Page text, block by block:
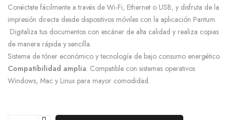
Conéctate fácilmente a través de Wi-Fi, Ethernet o USB, y disfruta de la
impresión directa desde dispositivos móviles con la aplicación Pantum.
Digitaliza tus documentos con escáner de alta calidad y realiza copias
de manera rápida y sencilla.
Sistema de tóner económico y tecnología de bajo consumo energético.
Compatibilidad amplia: Compatible con sistemas operativos
Windows, Mac y Linux para mayor comodidad.